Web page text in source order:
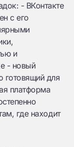
- ВКонтакте
с его
и
- новый
готовящий для
платформа
где находит